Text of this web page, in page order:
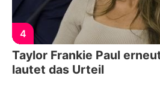
4
Taylor Frankie Paul
lautet das Urteil